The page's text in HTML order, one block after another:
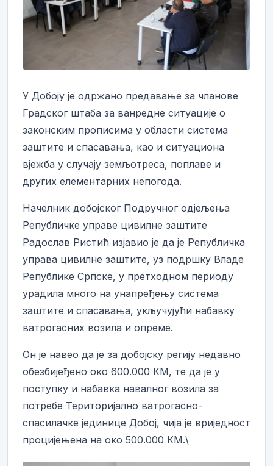
У Добоју је одржано предавање за чланове
Градског штаба за ванредне ситуације о
законским прописима у области система
заштите и спасавања, као и ситуациона
вјежба у случају земљотреса, поплаве и
других елементарних непогода.
Начелник добојског Подручног одјељења
Републичке управе цивилне заштите
Радослав Ристић изјавио је да је Републичка
управа цивилне заштите, уз подршку Владе
Републике Српске, у претходном периоду
урадила много на унапређењу система
заштите и спасавања, укључујући набавку
ватрогасних возила и опреме.
Он је навео да је за добојску регију недавно
обезбијеђено око 600.000 КМ, те да је у
поступку и набавка навалног возила за
потребе Територијално ватрогасно-
спасилачке јединице Добој, чија је вриједност
процијењена на око 500.000 КМ.\